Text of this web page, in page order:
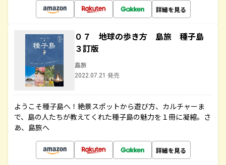
詳細を見る
０７ 地球の歩き方 島旅 種子島
３訂版
島旅
2022.07.21 発売
ようこそ種子島へ！絶景スポットから遊び方、カルチャーま
で、島の人たちが教えてくれた種子島の魅力を１冊に凝縮。さ
あ、島旅へ
詳細を見る